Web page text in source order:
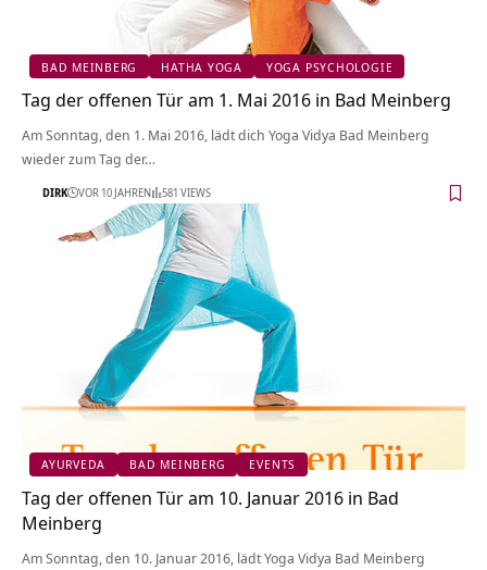
BAD MEINBERG HATHA YOGA YOGA PSYCHOLOGIE
Tag der offenen Tür am 1. Mai 2016 in Bad Meinberg
Am Sonntag, den 1. Mai 2016, lädt dich Yoga Vidya Bad Meinberg
wieder zum Tag der…
DIRK VOR 10 JAHREN 581 VIEWS
AYURVEDA BAD MEINBERG EVENTS
Tag der offenen Tür am 10. Januar 2016 in Bad
Meinberg
Am Sonntag, den 10. Januar 2016, lädt Yoga Vidya Bad Meinberg